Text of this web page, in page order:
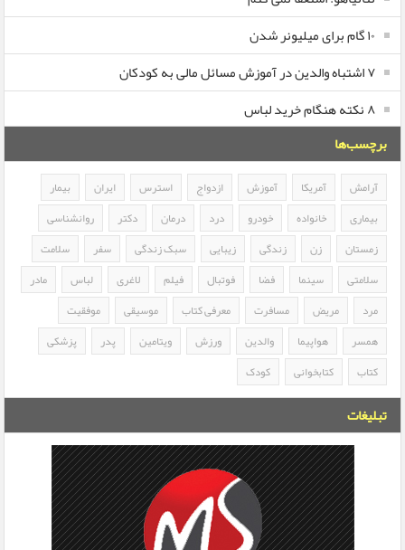
۱۰ گام برای میلیونر شدن
۷ اشتباه والدین در آموزش مسائل مالی به کودکان
۸ نکته هنگام خرید لباس
برچسب‌ها
آرامش آمریکا آموزش ازدواج استرس ایران
بیمار
بیماری
خانواده خودرو درد درمان دکتر
روانشناسی
زمستان
زن زندگی زیبایی سبک زندگی سفر
سلامت
سلامتی
سینما فضا فوتبال فیلم لاغری لباس
مادر
مرد
مریض مسافرت معرفی کتاب موسیقی
موفقیت
همسر
هواپیما والدین ورزش ویتامین پدر
پزشکی
کتاب
کتابخوانی کودک
تبلیغات